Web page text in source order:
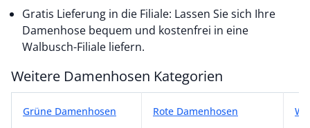
Gratis Lieferung in die Filiale: Lassen Sie sich Ihre
Damenhose bequem und kostenfrei in eine
Walbusch-Filiale liefern.
Weitere Damenhosen Kategorien
Grüne Damenhosen Rote Damenhosen